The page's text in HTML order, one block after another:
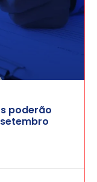
poderão